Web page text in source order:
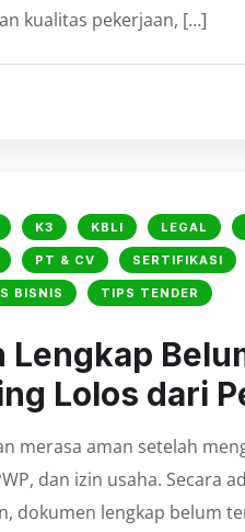
kualitas pekerjaan, […]
K3 KBLI LEGAL
PT & CV SERTIFIKASI
BISNIS TIPS TENDER
Lengkap
Lolos dari
merasa aman setelah
dan izin usaha. Secara
dokumen lengkap belum